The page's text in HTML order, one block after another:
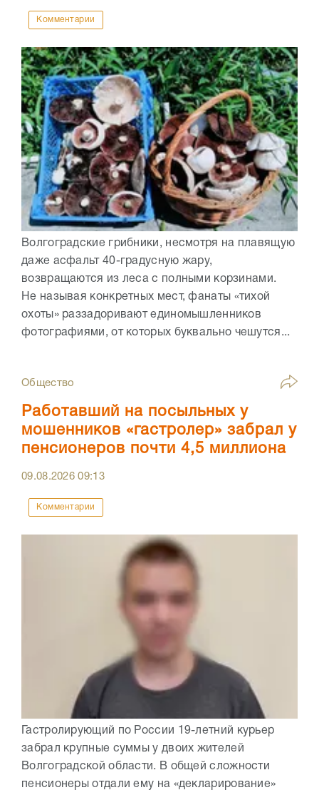
Комментарии
Волгоградские грибники, несмотря на плавящую
даже асфальт 40-градусную жару,
возвращаются из леса с полными корзинами.
Не называя конкретных мест, фанаты «тихой
охоты» раззадоривают единомышленников
фотографиями, от которых буквально чешутся...
Общество
Работавший на посыльных у
мошенников «гастролер» забрал у
пенсионеров почти 4,5 миллиона
09.08.202609:13
Комментарии
Гастролирующий по России 19-летний курьер
забрал крупные суммы у двоих жителей
Волгоградской области. В общей сложности
пенсионеры отдали ему на «декларирование»